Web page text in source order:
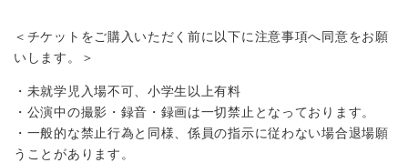
＜チケットをご購入いただく前に以下に注意事項へ同意をお願
いします。＞
・未就学児入場不可、小学生以上有料
・公演中の撮影・録音・録画は一切禁止となっております。
・一般的な禁止行為と同様、係員の指示に従わない場合退場願
うことがあります。